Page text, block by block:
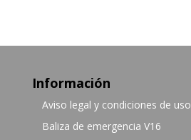
Información
Aviso legal y condiciones de uso
Baliza de emergencia V16